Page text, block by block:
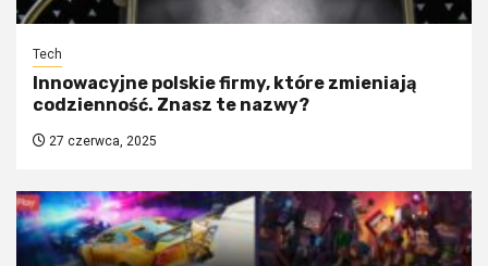
Tech
Innowacyjne polskie firmy, które zmieniają
codzienność. Znasz te nazwy?
27 czerwca, 2025